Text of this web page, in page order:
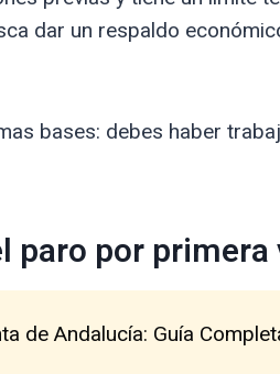
dar un respaldo
bases: debes haber
paro por primera
de Andalucía: Guía